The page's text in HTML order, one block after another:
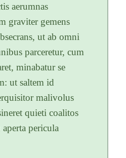
aerumnas
graviter gemens
ut ab omni
parceretur, cum
minabatur se
ut saltem id
malivolus
quieti coalitos
pericula